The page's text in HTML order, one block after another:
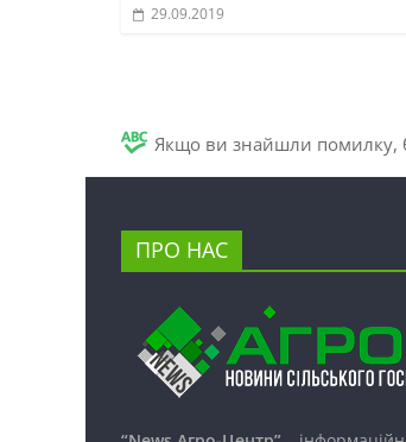
29.09.2019
Якщо ви знайшли помилку,
ПРО НАС